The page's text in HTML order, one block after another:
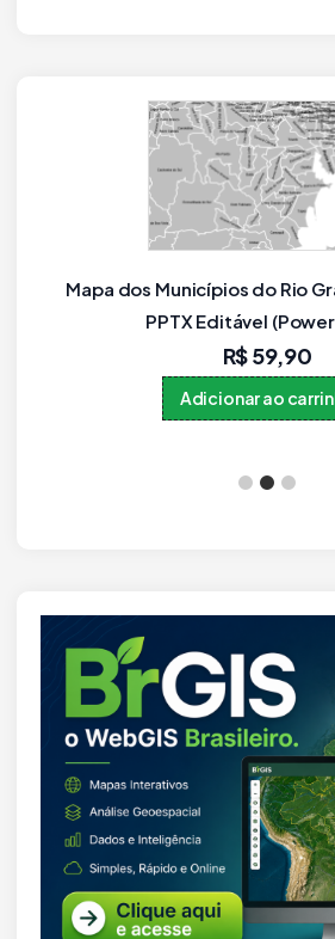
Mapa Digital da Amazônia
Municípios –
R$49,90
Adicionar ao